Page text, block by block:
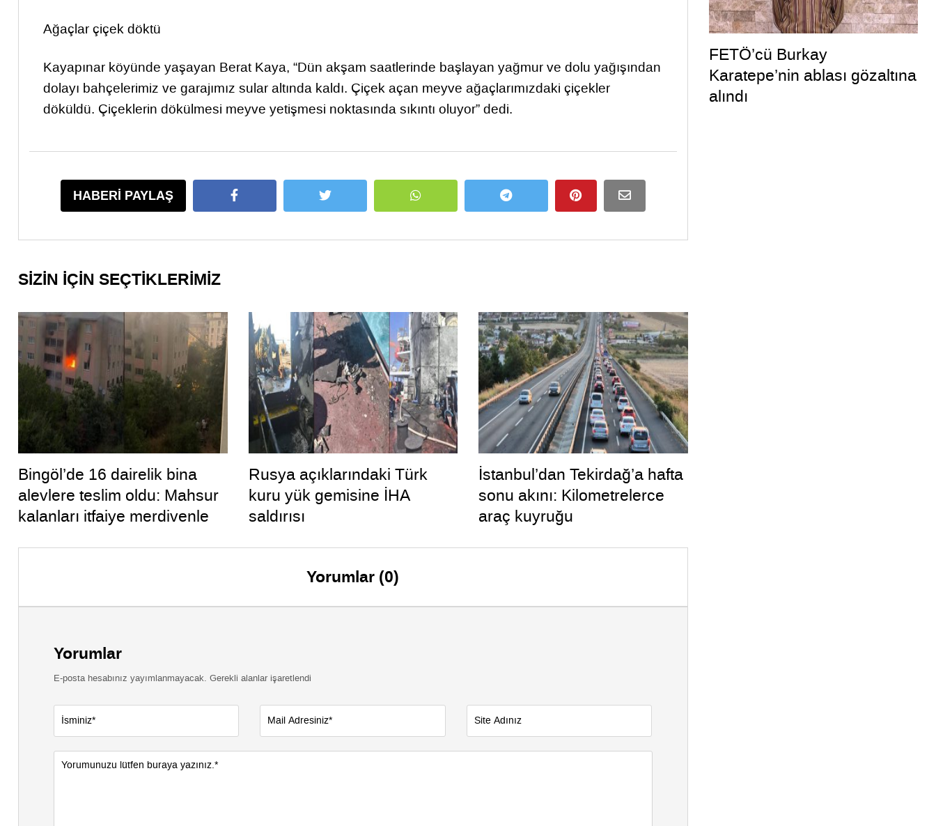
Ağaçlar çiçek döktü
Kayapınar köyünde yaşayan Berat Kaya, “Dün akşam saatlerinde başlayan yağmur ve dolu yağışından
dolayı bahçelerimiz ve garajımız sular altında kaldı. Çiçek açan meyve ağaçlarımızdaki çiçekler
döküldü. Çiçeklerin dökülmesi meyve yetişmesi noktasında sıkıntı oluyor” dedi.
HABERİ PAYLAŞ
SİZİN İÇİN SEÇTİKLERİMİZ
Bingöl’de 16 dairelik bina
alevlere teslim oldu: Mahsur
kalanları itfaiye merdivenle
Rusya açıklarındaki Türk
kuru yük gemisine İHA
saldırısı
İstanbul’dan Tekirdağ’a hafta
sonu akını: Kilometrelerce
araç kuyruğu
Yorumlar (0)
Yorumlar
E-posta hesabınız yayımlanmayacak. Gerekli alanlar işaretlendi
FETÖ’cü Burkay
Karatepe’nin ablası gözaltına
alındı